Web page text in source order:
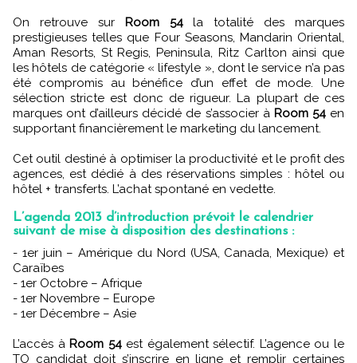
On retrouve sur Room 54la totalité des marques
prestigieuses telles que Four Seasons, Mandarin Oriental,
Aman Resorts, St Regis, Peninsula, Ritz Carlton ainsi que
les hôtels de catégorie « lifestyle », dont le service n’a pas
été compromis au bénéfice d’un effet de mode. Une
sélection stricte est donc de rigueur. La plupart de ces
marques ont d’ailleurs décidé de s’associer à Room 54en
supportant financièrement le marketing du lancement.
Cet outil destiné à optimiser la productivité et le profit des
agences, est dédié à des réservations simples : hôtel ou
hôtel + transferts. L’achat spontané en vedette.
L’agenda 2013 d’introduction prévoit le calendrier
suivant de mise à disposition des destinations :
- 1er juin – Amérique du Nord (USA, Canada, Mexique) et
Caraïbes
- 1er Octobre – Afrique
- 1er Novembre – Europe
- 1er Décembre – Asie
L’accès à Room 54est également sélectif. L’agence ou le
TO candidat doit s’inscrire en ligne et remplir certaines